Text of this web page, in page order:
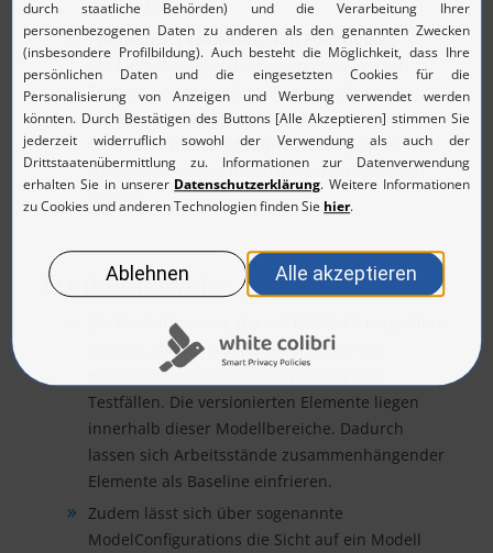
Testausführung.
Frühzeitige Evaluierung von Funktionen:
Die einfache Reproduktion von bestimmten
Testständen ermöglicht die versuchsweise
Weiterentwicklung von älteren Versionen und
somit eine frühzeitige Überprüfung neuer
Funktionen – ohne Risiko für den produktiven
Betrieb.
Funktionsweise
Die ModelDomains, die mit EXAM 4.4 eingeführt
wurden, dienen als Repositories für die
modellbasierte Versionsverwaltung von
Testfällen. Die versionierten Elemente liegen
innerhalb dieser Modellbereiche. Dadurch
lassen sich Arbeitsstände zusammenhängender
Elemente als Baseline einfrieren.
Zudem lässt sich über sogenannte
ModelConfigurations die Sicht auf ein Modell